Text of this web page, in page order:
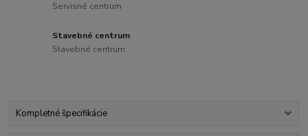
Servisné centrum
Stavebné centrum
Stavebné centrum
Kompletné špecifikácie